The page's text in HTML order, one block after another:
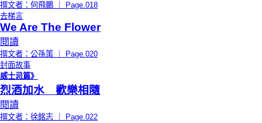
撰文者：何飛鵬 ｜ Page.018
去梯言
We Are The Flower
閱讀
撰文者：公孫策 ｜ Page.020
封面故事
威士忌篇》
烈酒加水 歡樂相隨
閱讀
撰文者：徐銘志 ｜ Page.022